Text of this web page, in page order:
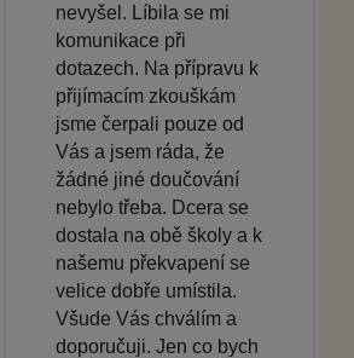
nevyšel. Líbila se mi
komunikace při
dotazech. Na přípravu k
přijímacím zkouškám
jsme čerpali pouze od
Vás a jsem ráda, že
žádné jiné doučování
nebylo třeba. Dcera se
dostala na obě školy a k
našemu překvapení se
velice dobře umístila.
Všude Vás chválím a
doporučuji. Jen co bych